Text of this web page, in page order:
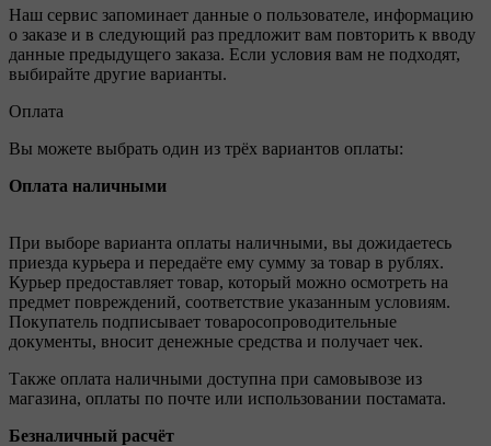
Наш сервис запоминает данные о пользователе, информацию
о заказе и в следующий раз предложит вам повторить к вводу
данные предыдущего заказа. Если условия вам не подходят,
выбирайте другие варианты.
Оплата
Вы можете выбрать один из трёх вариантов оплаты:
Оплата наличными
При выборе варианта оплаты наличными, вы дожидаетесь
приезда курьера и передаёте ему сумму за товар в рублях.
Курьер предоставляет товар, который можно осмотреть на
предмет повреждений, соответствие указанным условиям.
Покупатель подписывает товаросопроводительные
документы, вносит денежные средства и получает чек.
Также оплата наличными доступна при самовывозе из
магазина, оплаты по почте или использовании постамата.
Безналичный расчёт